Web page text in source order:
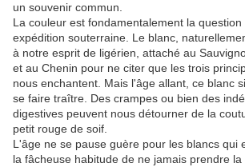
un souvenir commun.
La couleur est fondamentalement la
expédition souterraine. Le blanc,
à notre esprit de ligérien, attaché au
et au Chenin pour ne citer que les trois
nous enchantent. Mais l'âge allant, ce blanc
se faire traître. Des crampes ou bien des
digestives peuvent nous détourner de la
petit rouge de soif.
L'âge ne se pause guère pour les blancs qui
la fâcheuse habitude de ne jamais prendre